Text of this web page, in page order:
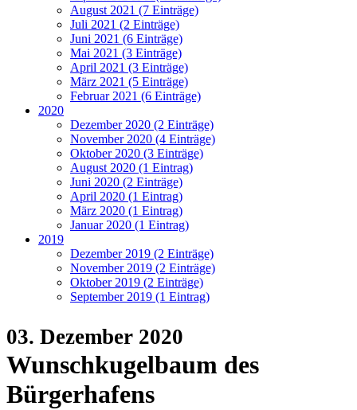
August 2021 (7 Einträge)
Juli 2021 (2 Einträge)
Juni 2021 (6 Einträge)
Mai 2021 (3 Einträge)
April 2021 (3 Einträge)
März 2021 (5 Einträge)
Februar 2021 (6 Einträge)
2020
Dezember 2020 (2 Einträge)
November 2020 (4 Einträge)
Oktober 2020 (3 Einträge)
August 2020 (1 Eintrag)
Juni 2020 (2 Einträge)
April 2020 (1 Eintrag)
März 2020 (1 Eintrag)
Januar 2020 (1 Eintrag)
2019
Dezember 2019 (2 Einträge)
November 2019 (2 Einträge)
Oktober 2019 (2 Einträge)
September 2019 (1 Eintrag)
03. Dezember 2020
Wunschkugelbaum des
Bürgerhafens